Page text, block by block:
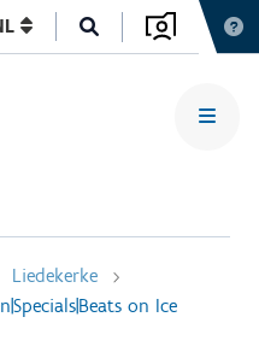
Liedekerke
on Ice